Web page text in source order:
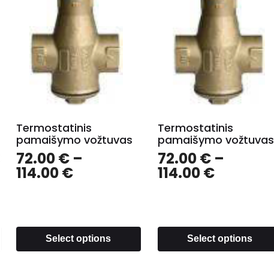
Termostatinis
pamaišymo vožtuvas
72.00€–
114.00€
Select options
Termostatinis
pamaišymo vožtuvas
72.00€–
114.00€
Select options